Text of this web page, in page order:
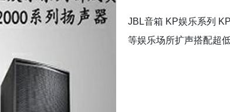
JBL音箱 KP娱乐系列
等娱乐场所扩声搭配超